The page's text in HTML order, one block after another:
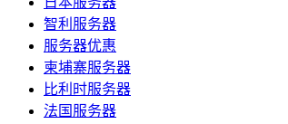
智利服务器
服务器优惠
柬埔寨服务器
比利时服务器
法国服务器